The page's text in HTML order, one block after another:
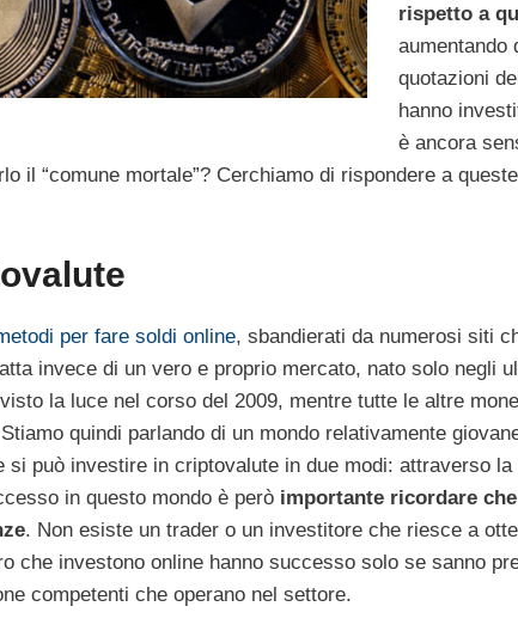
rispetto a
aumentando
quotazioni
hanno
è ancora
il “comune mortale”? Cerchiamo di rispondere a
per fare soldi online, sbandierati da numerosi siti
invece di un vero e proprio mercato, nato solo negli
la luce nel corso del 2009, mentre tutte le altre
quindi parlando di un mondo relativamente
si può investire in criptovalute in due modi: attraverso
in questo mondo è però importante ricordare
. Non esiste un trader o un investitore che riesce a
che investono online hanno successo solo se sanno
competenti che operano nel settore.